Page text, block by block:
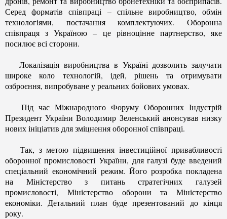
Серед форматів співпраці – спільне виробництво, обмін
технологіями, постачання комплектуючих. Оборонна
співпраця з Україною – це рівноцінне партнерство, яке
посилює всі сторони.
Локалізація виробництва в Україні дозволить залучати
широке коло технологій, ідей, рішень та отримувати
озброєння, випробуване у реальних бойових умовах.
Під час Міжнародного Форуму Оборонних Індустрій
Президент України Володимир Зеленський анонсував низку
нових ініціатив для зміцнення оборонної співпраці.
Так, з метою підвищення інвестиційної привабливості
оборонної промисловості України, для галузі буде введений
спеціальний економічний режим. Його розробка покладена
на Міністерство з питань стратегічних галузей
промисловості, Міністерство оборони та Міністерство
економіки. Детальний план буде презентований до кінця
року.